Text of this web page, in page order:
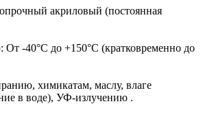
акриловый (постоянная
От -40°C до +150°C (кратковременно до
химикатам, маслу, влаге
в воде), УФ-излучению .